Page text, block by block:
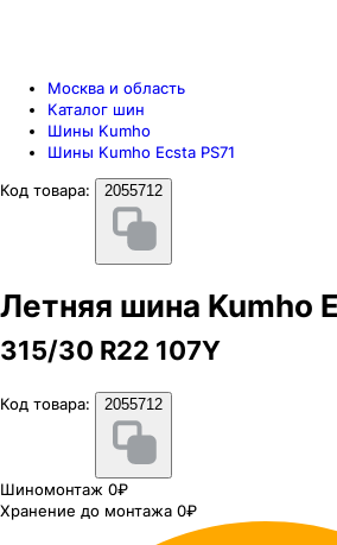
Москва и область
Каталог шин
Шины Kumho
Шины Kumho Ecsta PS71
Код товара:
2055712
Летняя шина Kumho
315/30 R22 107Y
Код товара: 2055712
Шиномонтаж 0₽
Хранение до монтажа 0₽